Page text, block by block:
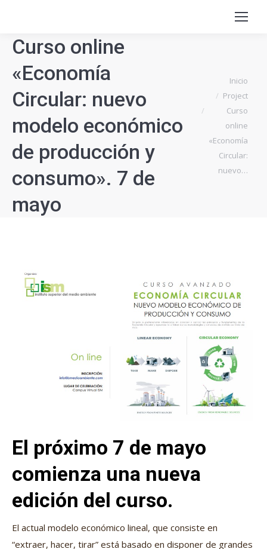
Curso online
«Economía
Circular: nuevo
modelo económico
de producción y
consumo». 7 de
mayo
Estás aquí:Inicio
Project
Curso
online
«Economía
Circular:
nuevo…
El próximo 7 de mayo
comienza una nueva
edición del curso.
El actual modelo económico lineal, que consiste en
“extraer, hacer, tirar” está basado en disponer de grandes